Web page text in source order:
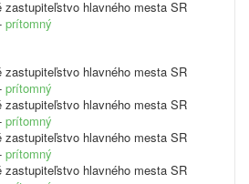
zastupiteľstvo hlavného mesta SR
prítomný
zastupiteľstvo hlavného mesta SR
prítomný
zastupiteľstvo hlavného mesta SR
prítomný
zastupiteľstvo hlavného mesta SR
prítomný
zastupiteľstvo hlavného mesta SR